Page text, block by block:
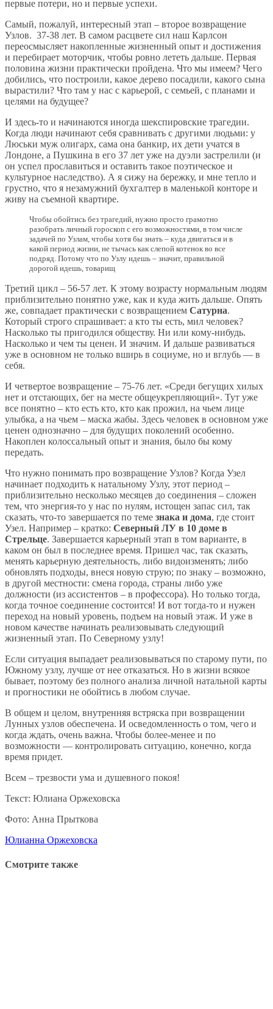
первые потери, но и первые успехи.
Самый, пожалуй, интересный этап – второе возвращение
Узлов. 37-38 лет. В самом расцвете сил наш Карлсон
переосмысляет накопленные жизненный опыт и достижения
и перебирает моторчик, чтобы ровно лететь дальше. Первая
половина жизни практически пройдена. Что мы имеем? Чего
добились, что построили, какое дерево посадили, какого сына
вырастили? Что там у нас с карьерой, с семьей, с планами и
целями на будущее?
И здесь-то и начинаются иногда шекспировские трагедии.
Когда люди начинают себя сравнивать с другими людьми: у
Люськи муж олигарх, сама она банкир, их дети учатся в
Лондоне, а Пушкина в его 37 лет уже на дуэли застрелили (и
он успел прославиться и оставить такое поэтическое и
культурное наследство). А я сижу на бережку, и мне тепло и
грустно, что я незамужний бухгалтер в маленькой конторе и
живу на съемной квартире.
Чтобы обойтись без трагедий, нужно просто грамотно
разобрать личный гороскоп с его возможностями, в том числе
задачей по Узлам, чтобы хотя бы знать – куда двигаться и в
какой период жизни, не тычась как слепой котенок во все
подряд. Потому что по Узлу идешь – значит, правильной
дорогой идешь, товарищ
Третий цикл – 56-57 лет. К этому возрасту нормальным людям
приблизительно понятно уже, как и куда жить дальше. Опять
же, совпадает практически с возвращением Сатурна.
Который строго спрашивает: а кто ты есть, мил человек?
Насколько ты пригодился обществу. Ни или кому-нибудь.
Насколько и чем ты ценен. И значим. И дальше развиваться
уже в основном не только вширь в социуме, но и вглубь — в
себя.
И четвертое возвращение – 75-76 лет. «Среди бегущих хилых
нет и отстающих, бег на месте общеукрепляющий». Тут уже
все понятно – кто есть кто, кто как прожил, на чьем лице
улыбка, а на чьем – маска жабы. Здесь человек в основном уже
ценен однозначно – для будущих поколений особенно.
Накоплен колоссальный опыт и знания, было бы кому
передать.
Что нужно понимать про возвращение Узлов? Когда Узел
начинает подходить к натальному Узлу, этот период –
приблизительно несколько месяцев до соединения – сложен
тем, что энергия-то у нас по нулям, истощен запас сил, так
сказать, что-то завершается по теме знака и дома, где стоит
Узел. Например – кратко: Северный ЛУ в 10 доме в
Стрельце. Завершается карьерный этап в том варианте, в
каком он был в последнее время. Пришел час, так сказать,
менять карьерную деятельность, либо видоизменять; либо
обновлять подходы, внеся новую струю; по знаку – возможно,
в другой местности: смена города, страны либо уже
должности (из ассистентов – в профессора). Но только тогда,
когда точное соединение состоится! И вот тогда-то и нужен
переход на новый уровень, подъем на новый этаж. И уже в
новом качестве начинать реализовывать следующий
жизненный этап. По Северному узлу!
Если ситуация выпадает реализовываться по старому пути, по
Южному узлу, лучше от нее отказаться. Но в жизни всякое
бывает, поэтому без полного анализа личной натальной карты
и прогностики не обойтись в любом случае.
В общем и целом, внутренняя встряска при возвращении
Лунных узлов обеспечена. И осведомленность о том, чего и
когда ждать, очень важна. Чтобы более-менее и по
возможности — контролировать ситуацию, конечно, когда
время придет.
Всем – трезвости ума и душевного покоя!
Текст: Юлиана Оржеховска
Фото: Анна Прыткова
Юлианна Оржеховска
Смотрите также